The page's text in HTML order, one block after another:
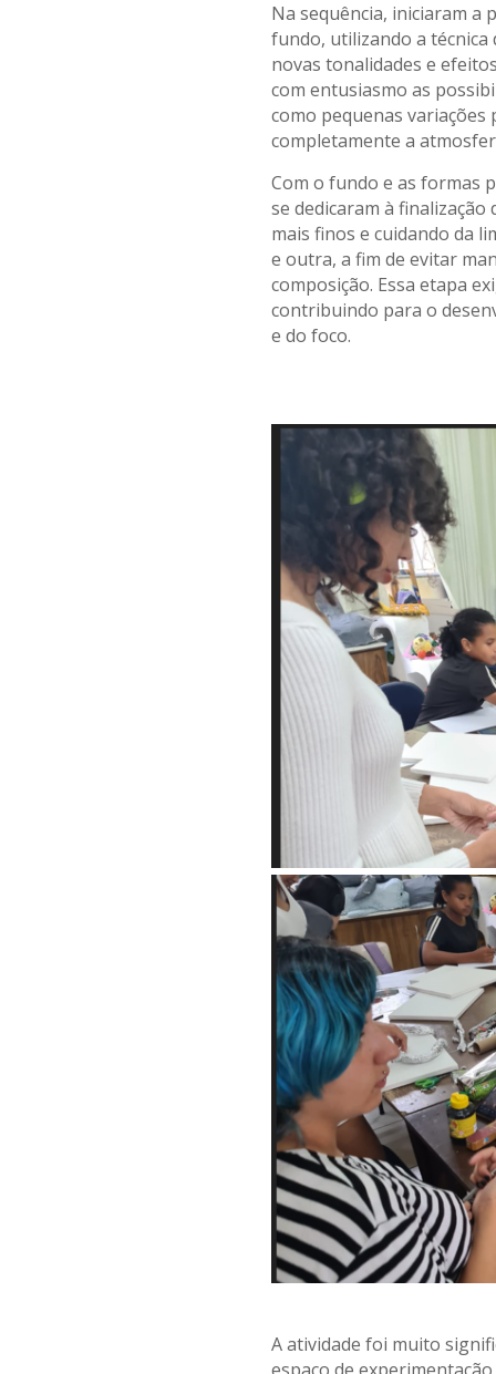
Na sequência, iniciaram a
fundo, utilizando a
novas tonalidades e
com entusiasmo as
como pequenas
completamente a
Com o fundo e as formas
se dedicaram à
mais finos e cuidando da
e outra, a fim de evitar
composição. Essa etapa
contribuindo para o
e do foco.
A atividade foi muito